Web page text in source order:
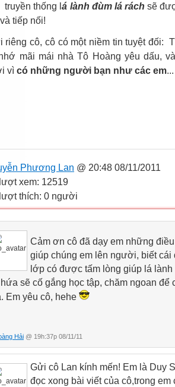
truyền thống lá lành đùm lá rách sẽ
tiếp nối!
riêng cô, cô có một niềm tin tuyệt đối:
mãi mái nhà Tô Hoàng yêu dấu,
vì có những người bạn như các em...
Phương Lan @ 20:48 08/11/2011
xem: 12519
thích: 0 người
Cảm ơn cô đã dạy em những
giúp chúng em lên người, biết cái
lớp có được tấm lòng giúp lá
hứa sẽ cố gắng học tập, chăm ngoan để
Em yêu cô, hehe
Hải @ 19h:37p 08/11/11
Gửi cô Lan kính mến! Em là Duy
đọc xong bài viết của cô,trong